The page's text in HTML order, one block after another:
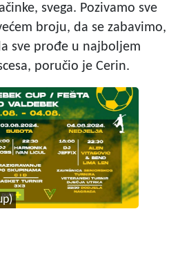
svega. Pozivamo sve
broju, da se zabavimo,
sve prođe u najboljem
poručio je Cerin.